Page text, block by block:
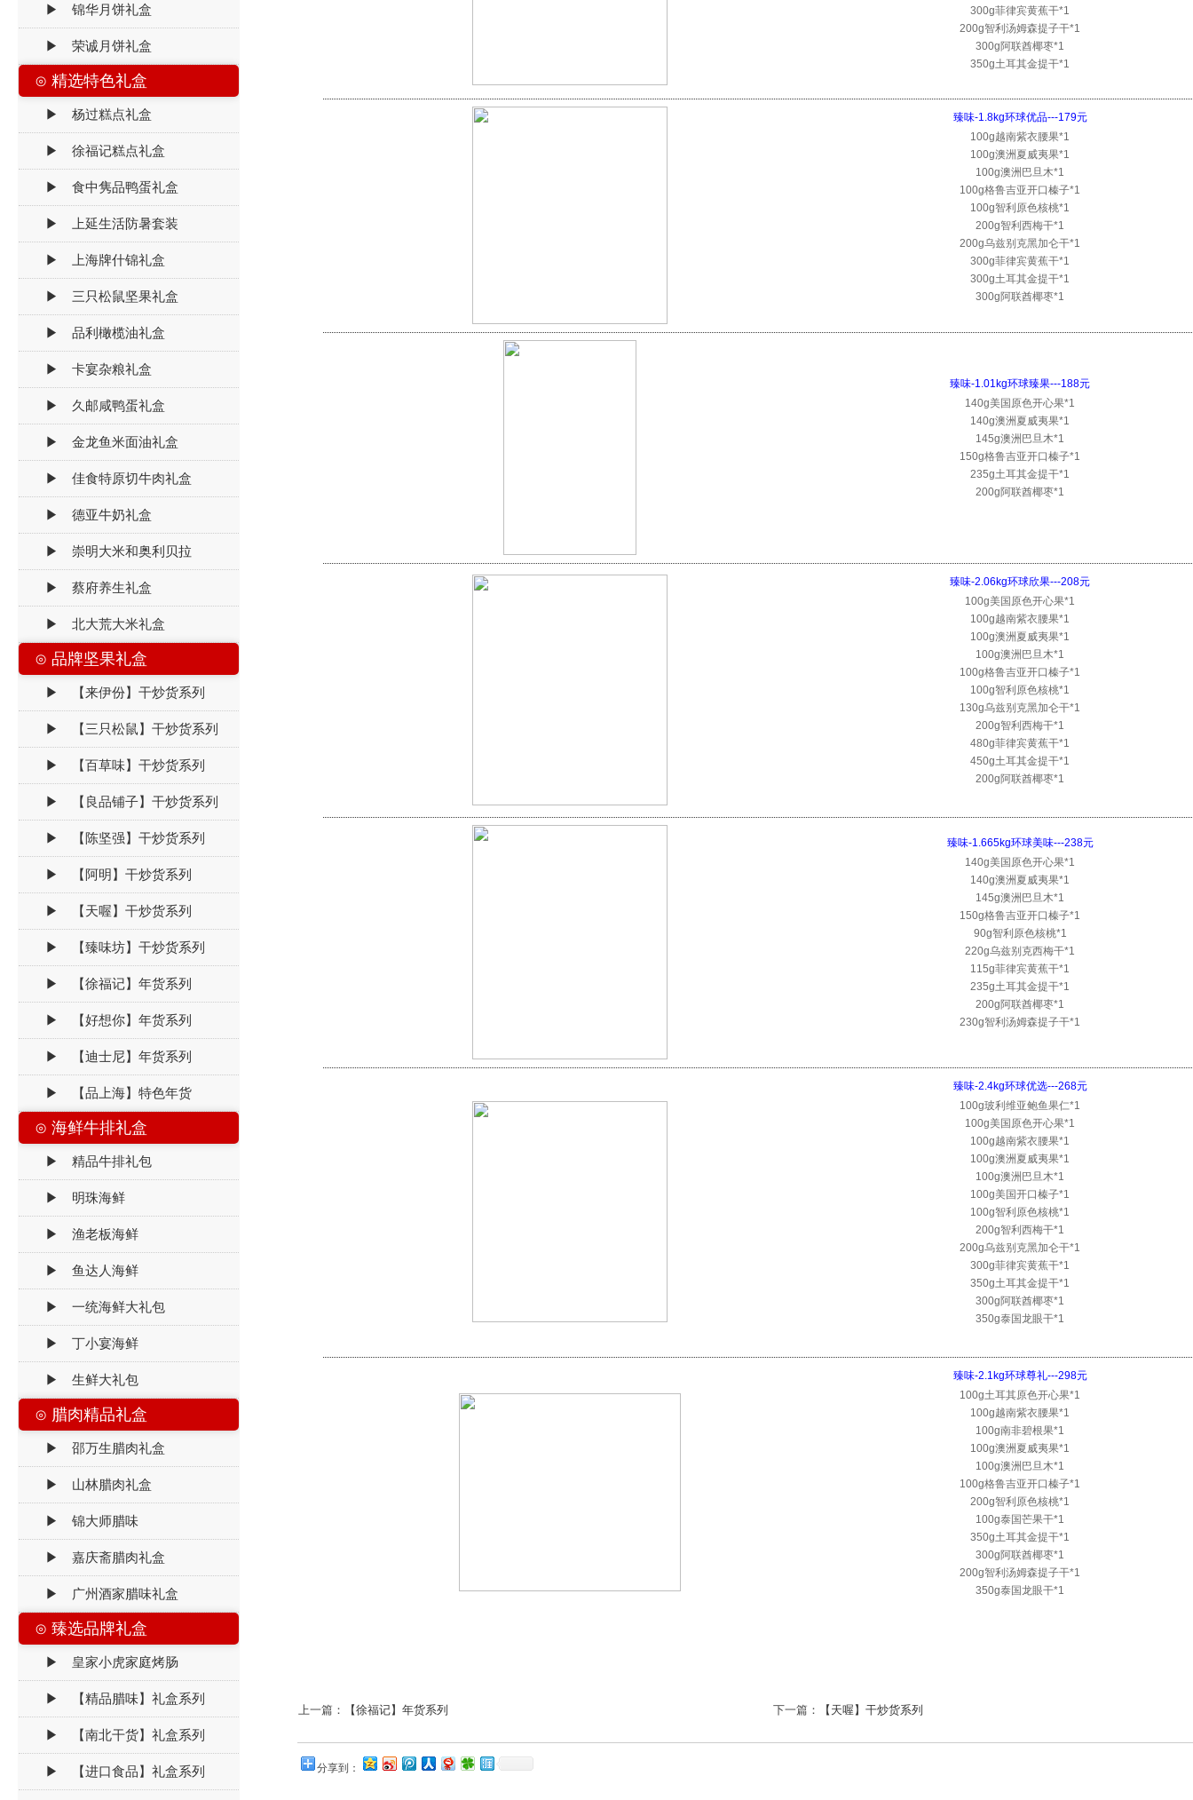
300g菲律宾黄蕉干*1
200g智利汤姆森提子干*1
300g阿联酋椰枣*1
350g土耳其金提干*1
臻味-1.8kg环球优品---179元
100g越南紫衣腰果*1
100g澳洲夏威夷果*1
100g澳洲巴旦木*1
100g格鲁吉亚开口榛子*1
100g智利原色核桃*1
200g智利西梅干*1
200g乌兹别克黑加仑干*1
300g菲律宾黄蕉干*1
300g土耳其金提干*1
300g阿联酋椰枣*1
臻味-1.01kg环球臻果---188元
140g美国原色开心果*1
140g澳洲夏威夷果*1
145g澳洲巴旦木*1
150g格鲁吉亚开口榛子*1
235g土耳其金提干*1
200g阿联酋椰枣*1
臻味-2.06kg环球欣果---208元
100g美国原色开心果*1
100g越南紫衣腰果*1
100g澳洲夏威夷果*1
100g澳洲巴旦木*1
100g格鲁吉亚开口榛子*1
100g智利原色核桃*1
130g乌兹别克黑加仑干*1
200g智利西梅干*1
480g菲律宾黄蕉干*1
450g土耳其金提干*1
200g阿联酋椰枣*1
臻味-1.665kg环球美味---238元
140g美国原色开心果*1
140g澳洲夏威夷果*1
145g澳洲巴旦木*1
150g格鲁吉亚开口榛子*1
90g智利原色核桃*1
220g乌兹别克西梅干*1
115g菲律宾黄蕉干*1
235g土耳其金提干*1
200g阿联酋椰枣*1
230g智利汤姆森提子干*1
臻味-2.4kg环球优选---268元
100g玻利维亚鲍鱼果仁*1
100g美国原色开心果*1
100g越南紫衣腰果*1
100g澳洲夏威夷果*1
100g澳洲巴旦木*1
100g美国开口榛子*1
100g智利原色核桃*1
200g智利西梅干*1
200g乌兹别克黑加仑干*1
300g菲律宾黄蕉干*1
350g土耳其金提干*1
300g阿联酋椰枣*1
350g泰国龙眼干*1
臻味-2.1kg环球尊礼---298元
100g土耳其原色开心果*1
100g越南紫衣腰果*1
100g南非碧根果*1
100g澳洲夏威夷果*1
100g澳洲巴旦木*1
100g格鲁吉亚开口榛子*1
200g智利原色核桃*1
100g泰国芒果干*1
350g土耳其金提干*1
300g阿联酋椰枣*1
200g智利汤姆森提子干*1
350g泰国龙眼干*1
上一篇： 【徐福记】年货系列 下一篇： 【天喔】干炒货系列
分享到：
▶ 锦华月饼礼盒
▶ 荣诚月饼礼盒
⊙ 精选特色礼盒
▶ 杨过糕点礼盒
▶ 徐福记糕点礼盒
▶ 食中隽品鸭蛋礼盒
▶ 上延生活防暑套装
▶ 上海牌什锦礼盒
▶ 三只松鼠坚果礼盒
▶ 品利橄榄油礼盒
▶ 卡宴杂粮礼盒
▶ 久邮咸鸭蛋礼盒
▶ 金龙鱼米面油礼盒
▶ 佳食特原切牛肉礼盒
▶ 德亚牛奶礼盒
▶ 崇明大米和奥利贝拉
▶ 蔡府养生礼盒
▶ 北大荒大米礼盒
⊙ 品牌坚果礼盒
▶ 【来伊份】干炒货系列
▶ 【三只松鼠】干炒货系列
▶ 【百草味】干炒货系列
▶ 【良品铺子】干炒货系列
▶ 【陈坚强】干炒货系列
▶ 【阿明】干炒货系列
▶ 【天喔】干炒货系列
▶ 【臻味坊】干炒货系列
▶ 【徐福记】年货系列
▶ 【好想你】年货系列
▶ 【迪士尼】年货系列
▶ 【品上海】特色年货
⊙ 海鲜牛排礼盒
▶ 精品牛排礼包
▶ 明珠海鲜
▶ 渔老板海鲜
▶ 鱼达人海鲜
▶ 一统海鲜大礼包
▶ 丁小宴海鲜
▶ 生鲜大礼包
⊙ 腊肉精品礼盒
▶ 邵万生腊肉礼盒
▶ 山林腊肉礼盒
▶ 锦大师腊味
▶ 嘉庆斋腊肉礼盒
▶ 广州酒家腊味礼盒
⊙ 臻选品牌礼盒
▶ 皇家小虎家庭烤肠
▶ 【精品腊味】礼盒系列
▶ 【南北干货】礼盒系列
▶ 【进口食品】礼盒系列